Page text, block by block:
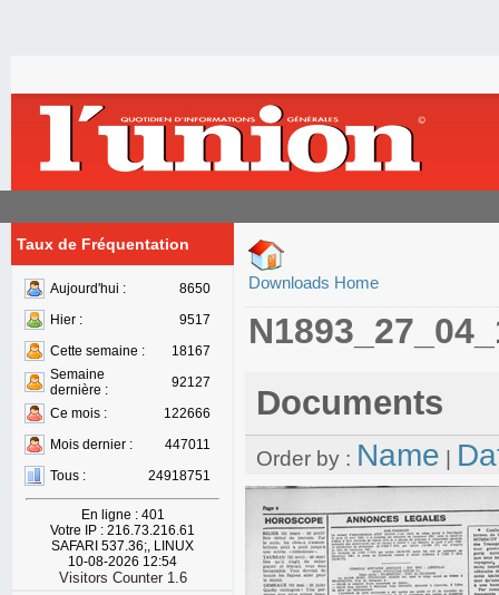
Taux de Fréquentation
Aujourd'hui :
8650
Hier :
9517
Cette semaine :
18167
Semaine
dernière :
92127
Ce mois :
122666
Mois dernier :
447011
Tous :
24918751
En ligne : 401
Votre IP : 216.73.216.61
SAFARI 537.36;, LINUX
10-08-2026 12:54
Visitors Counter 1.6
Downloads Home
Documents
Order by : Name